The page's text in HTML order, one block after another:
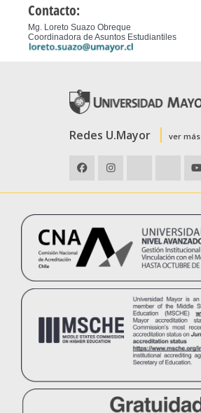
Contacto:
Mg. Loreto Suazo Obreque
Coordinadora de Asuntos Estudiantiles
Redes U.Mayor ver más